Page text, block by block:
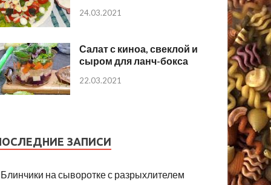
24.03.2021
Салат с киноа, свеклой и
сыром для ланч-бокса
22.03.2021
ЗАПИСИ
Блинчики на сыворотке с разрыхлителем